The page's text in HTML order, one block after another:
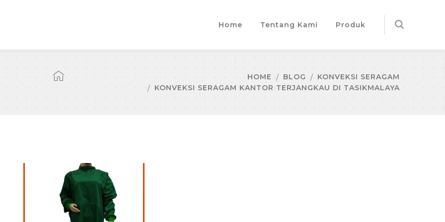
Home Tentang Kami Produk
HOME BLOG
KONVEKSI SERAGAM
KONVEKSI SERAGAM KANTOR TERJANGKAU DI TASIKMALAYA